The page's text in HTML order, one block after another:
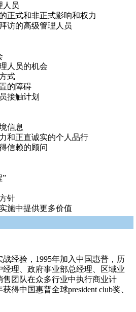
人员
正式和非正式影响和权力
访的高级管理人员
人员的机会
式
的障碍
接触计划
信息
和正直诚实的个人品行
信赖的顾问
”
针
施中提供更多价值
经验，1995年加入中国惠普，历
理、政府事业部总经理、区域业
团队在众多行业中执行商业计
得中国惠普全球president club奖、